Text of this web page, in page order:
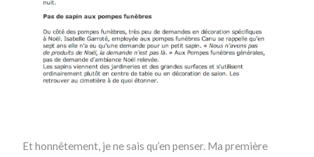
Et honnêtement, je ne sais qu’en penser. Ma première